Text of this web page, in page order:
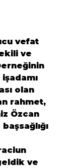
vefat
ve
olan
rahmet,
Özcan
ve